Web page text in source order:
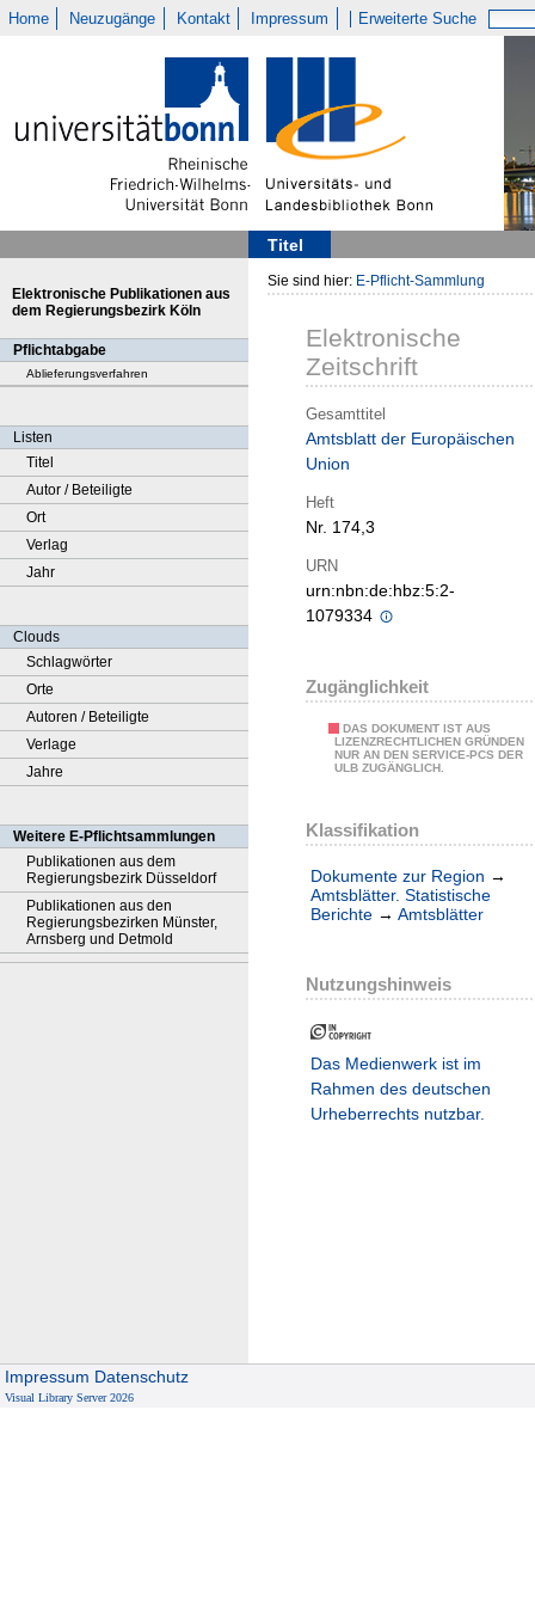
Home Neuzugänge Kontakt Impressum Erweiterte Suche
Titel
Elektronische Publikationen aus
dem Regierungsbezirk Köln
Pflichtabgabe
Ablieferungsverfahren
Listen
Titel
Autor / Beteiligte
Ort
Verlag
Jahr
Clouds
Schlagwörter
Orte
Autoren / Beteiligte
Verlage
Jahre
Weitere E-Pflichtsammlungen
Publikationen aus dem
Regierungsbezirk Düsseldorf
Publikationen aus den
Regierungsbezirken Münster,
Arnsberg und Detmold
Sie sind hier: E-Pflicht-Sammlung
Elektronische
Zeitschrift
Gesamttitel
Amtsblatt der Europäischen
Union
Heft
Nr. 174,3
URN
urn:nbn:de:hbz:5:2-
1079334
Zugänglichkeit
DAS DOKUMENT IST AUS
LIZENZRECHTLICHEN GRÜNDEN
NUR AN DEN SERVICE-PCS DER
ULB ZUGÄNGLICH.
Klassifikation
Dokumente zur Region →
Amtsblätter. Statistische
Berichte → Amtsblätter
Nutzungshinweis
Das Medienwerk ist im
Rahmen des deutschen
Urheberrechts nutzbar.
Impressum Datenschutz
Visual Library Server 2026